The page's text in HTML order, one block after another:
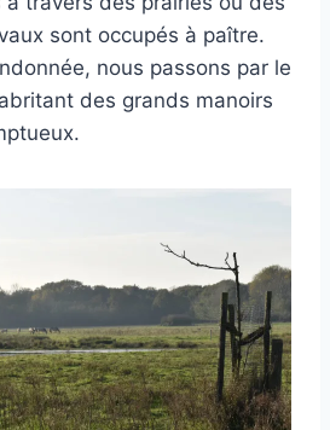
sont occupés à paître.
nous passons par le
des grands manoirs